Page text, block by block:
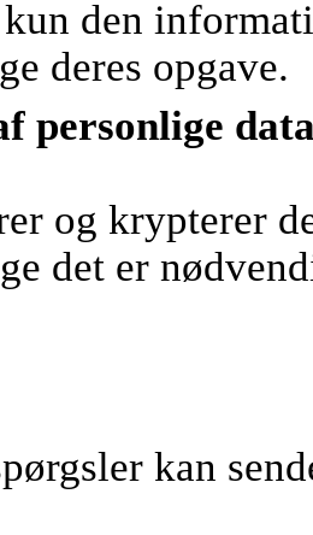
den
deres opgave.
personlige
og krypterer
det er
kan